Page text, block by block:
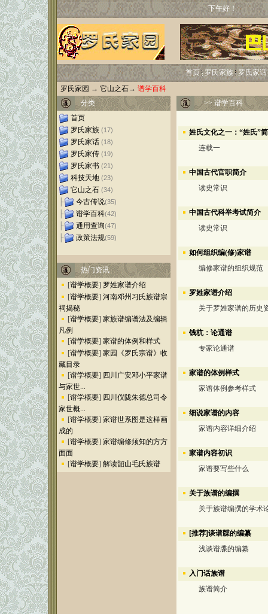
下午好！
首页 罗氏家族
罗氏家话
罗氏家园 → 它山之石→ 谱学百科
分类
首页
罗氏家族 (17)
罗氏家话 (18)
罗氏家传 (19)
罗氏家书 (21)
科技天地 (23)
它山之石 (34)
├ 今古传说(35)
├ 谱学百科(42)
├ 通用查询(47)
├ 政策法规(59)
热门资讯
[谱学概要] 罗姓家谱介绍
[谱学概要] 河南邓州习氏族谱宗
祠揭秘
[谱学概要] 家族谱编谱法及编辑
凡例
[谱学概要] 家谱的体例和样式
[谱学概要] 家园《罗氏宗谱》收
藏目录
[谱学概要] 四川广安邓小平家谱
与家世...
[谱学概要] 四川仪陇朱德总司令
家世概...
[谱学概要] 家谱世系图是这样画
成的
[谱学概要] 家谱编修须知的方方
面面
[谱学概要] 解读韶山毛氏族谱
>>谱学百科
姓氏文化之一：“姓氏”
连载一
中国古代官职简介
读史常识
中国古代科举考试简介
读史常识
如何组织编(修)家谱
编修家谱的组织规范
罗姓家谱介绍
关于罗姓家谱的历史
钱杭：论通谱
专家论通谱
家谱的体例样式
家谱体例参考样式
细说家谱的内容
家谱内容详细介绍
家谱内容初识
家谱要写些什么
关于族谱的编撰
关于族谱编撰的学术
[推荐]谈谱牒的编纂
浅谈谱牒的编纂
入门话族谱
族谱简介